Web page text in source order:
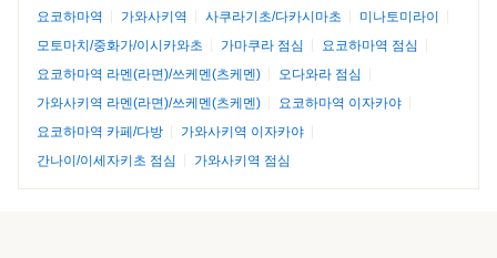
요코하마역 가와사키역 사쿠라기초/다카시마초
미나토미라이
모토마치/중화가/이시카와초
가마쿠라 점심
요코하마역 점심
요코하마역 라멘(라면)/쓰케멘(츠케멘)
오다와라 점심
가와사키역 라멘(라면)/쓰케멘(츠케멘)
요코하마역 이자카야
요코하마역 카페/다방
가와사키역 이자카야
간나이/이세자키초 점심
가와사키역 점심